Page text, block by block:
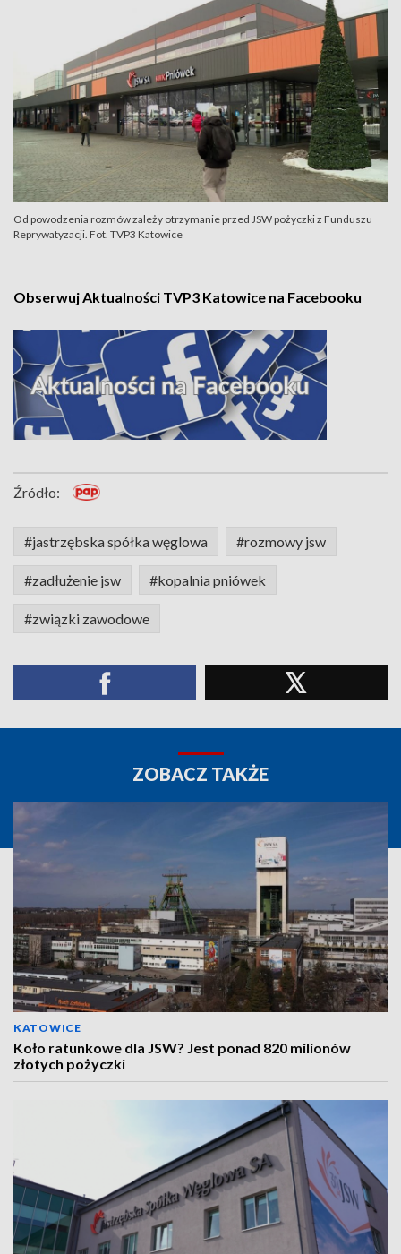
Od powodzenia rozmów zależy otrzymanie przed JSW pożyczki z Funduszu
Reprywatyzacji. Fot. TVP3 Katowice
Obserwuj Aktualności TVP3 Katowice na Facebooku
Źródło:
#jastrzębska spółka węglowa #rozmowy jsw
#zadłużenie jsw #kopalnia pniówek
#związki zawodowe
ZOBACZ TAKŻE
KATOWICE
Koło ratunkowe dla JSW? Jest ponad 820 milionów
złotych pożyczki